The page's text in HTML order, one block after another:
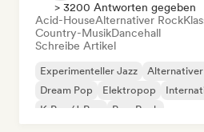
> 3200 Antworten gegeben
Acid-HouseAlternativer Rock
Country-MusikDancehall
Schreibe Artikel
Experimenteller Jazz
Dream Pop
Elektropop
K-Pop/J-Pop
Pop-Rock